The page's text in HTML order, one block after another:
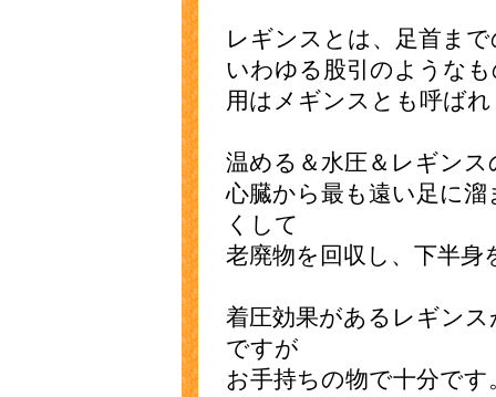
レギンスとは、足首ま
いわゆる股引のような
用はメギンスとも呼ば
温める＆水圧＆レギンス
心臓から最も遠い足に
くして
老廃物を回収し、下半身
着圧効果があるレギン
ですが
お手持ちの物で十分です